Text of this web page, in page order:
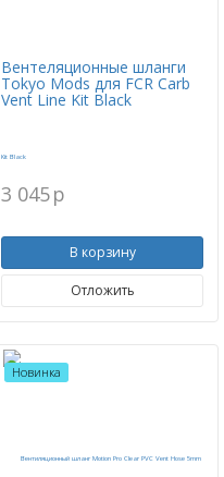
Вентеляционные шланги
Tokyo Mods для FCR Carb
Vent Line Kit Black
3 045p
В корзину
Отложить
Новинка